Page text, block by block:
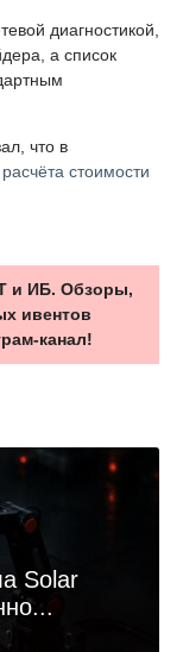
диагностикой,
а список
что в
стоимости
и ИБ. Обзоры,
ивентов
канал!
Solar